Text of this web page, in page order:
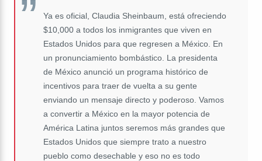
Ya es oficial, Claudia Sheinbaum, está ofreciendo
$10,000 a todos los inmigrantes que viven en
Estados Unidos para que regresen a México. En
un pronunciamiento bombástico. La presidenta
de México anunció un programa histórico de
incentivos para traer de vuelta a su gente
enviando un mensaje directo y poderoso. Vamos
a convertir a México en la mayor potencia de
América Latina juntos seremos más grandes que
Estados Unidos que siempre trato a nuestro
pueblo como desechable y eso no es todo